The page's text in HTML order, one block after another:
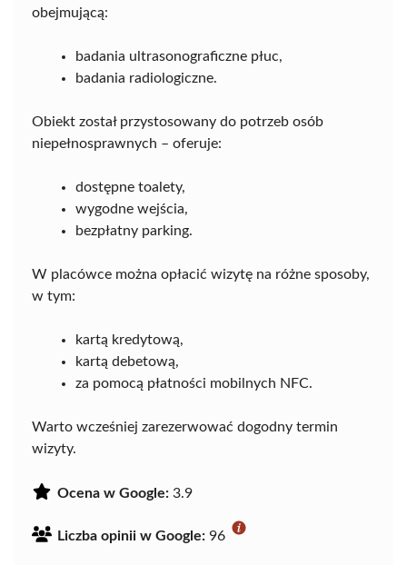
obejmującą:
badania ultrasonograficzne płuc,
badania radiologiczne.
Obiekt został przystosowany do potrzeb osób
niepełnosprawnych – oferuje:
dostępne toalety,
wygodne wejścia,
bezpłatny parking.
W placówce można opłacić wizytę na różne sposoby,
w tym:
kartą kredytową,
kartą debetową,
za pomocą płatności mobilnych NFC.
Warto wcześniej zarezerwować dogodny termin
wizyty.
Ocena w Google: 3.9
Liczba opinii w Google: 96